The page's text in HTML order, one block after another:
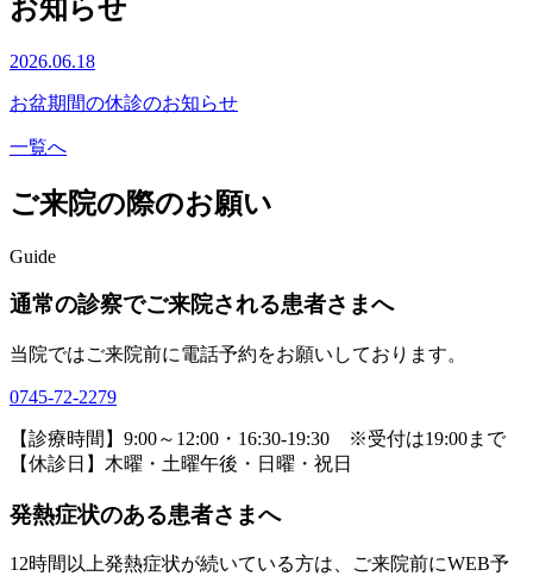
お知らせ
2026.06.18
お盆期間の休診のお知らせ
一覧へ
ご来院の際のお願い
Guide
通常の診察でご来院される患者さまへ
当院ではご来院前に電話予約をお願いしております。
0745-72-2279
【診療時間】9:00～12:00・16:30-19:30 ※受付は19:00まで
【休診日】木曜・土曜午後・日曜・祝日
発熱症状のある患者さまへ
12時間以上発熱症状が続いている方は、ご来院前にWEB予